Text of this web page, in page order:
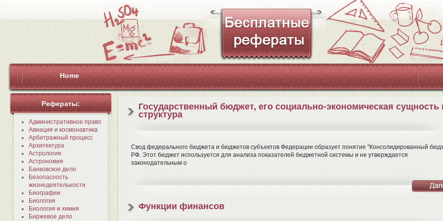
Home
Рефераты:
Административное право
Авиация и космонавтика
Арбитражный процесс
Архитектура
Астрология
Астрономия
Банковское дело
Безопасность
жизнедеятельности
Биографии
Биология
Биология и химия
Биржевое дело
Государственный бюджет, его социально-экономическая сущность
структура
Свод федерального бюджета и бюджетов субъектов Федерации образует понятие "Консолидированный
РФ. Этот бюджет используется для анализа показателей бюджетной системы и не утверждается
законодательным о
Функции финансов